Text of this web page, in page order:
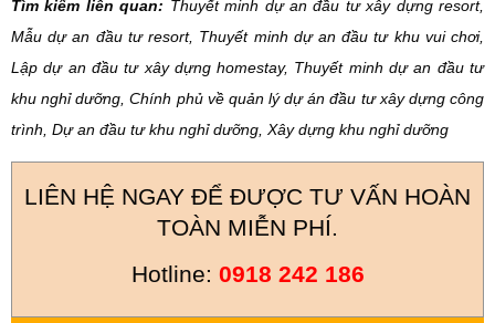
Tìm kiếm liên quan: Thuyết minh dự an đầu tư xây dựng resort,
Mẫu dự an đầu tư resort, Thuyết minh dự an đầu tư khu vui chơi,
Lập dự an đầu tư xây dựng homestay, Thuyết minh dự an đầu tư
khu nghỉ dưỡng, Chính phủ về quản lý dự án đầu tư xây dựng công
trình, Dự an đầu tư khu nghỉ dưỡng, Xây dựng khu nghỉ dưỡng
LIÊN HỆ NGAY ĐỂ ĐƯỢC TƯ VẤN HOÀN
TOÀN MIỄN PHÍ.
Hotline: 0918 242 186